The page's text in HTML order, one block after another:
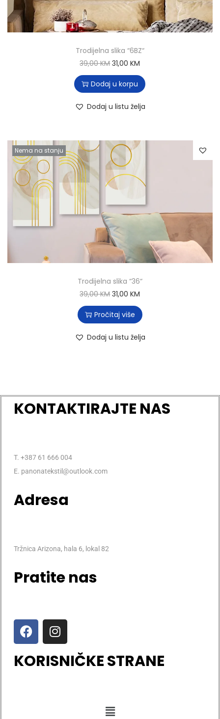
Trodijelna slika “6BZ“
39,00KM 31,00KM
Dodaj u korpu
Dodaj u listu želja
Nema na stanju
Trodijelna slika “36“
39,00KM 31,00KM
Pročitaj više
Dodaj u listu želja
KONTAKTIRAJTE NAS
T. +387 61 666 004
E. panonatekstil@outlook.com
Adresa
Tržnica Arizona, hala 6, lokal 82
Pratite nas
KORISNIČKE STRANE